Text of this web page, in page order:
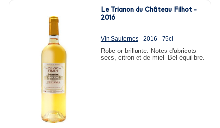
Le Trianon du Château Filhot -
2016
Vin Sauternes 2016 - 75cl
Robe or brillante. Notes d'abricots
secs, citron et de miel. Bel équilibre.